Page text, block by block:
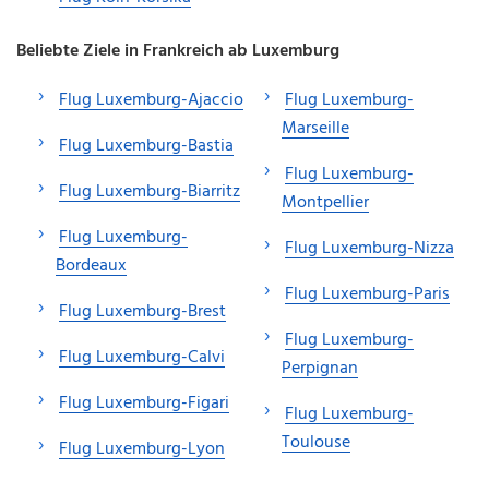
Beliebte Ziele in Frankreich ab Luxemburg
Flug Luxemburg-Ajaccio
Flug Luxemburg-Bastia
Flug Luxemburg-Biarritz
Flug Luxemburg-
Bordeaux
Flug Luxemburg-Brest
Flug Luxemburg-Calvi
Flug Luxemburg-Figari
Flug Luxemburg-Lyon
Flug Luxemburg-
Marseille
Flug Luxemburg-
Montpellier
Flug Luxemburg-Nizza
Flug Luxemburg-Paris
Flug Luxemburg-
Perpignan
Flug Luxemburg-
Toulouse